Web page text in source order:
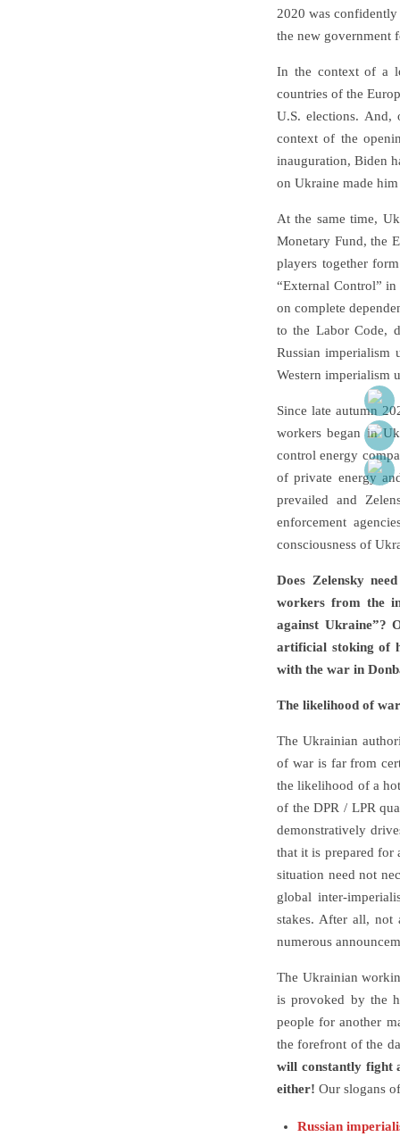
2020 was
the new government
In the context of a
countries of the
U.S. elections. And,
context of the
inauguration, Biden
on Ukraine made
At the same time,
Monetary Fund, the
players together
“External Control”
on complete
to the Labor Code,
Russian imperialism
Western imperialism
Since late autumn
workers began in
control energy
of private energy
prevailed and
enforcement
consciousness of
Does Zelensky
workers from the
against Ukraine”?
artificial stoking of
with the war in
The likelihood of
The Ukrainian
of war is far from
the likelihood of a
of the DPR / LPR
demonstratively
that it is prepared for
situation need not
global inter-
stakes. After all,
numerous
The Ukrainian
is provoked by the
people for another
the forefront of the
will constantly fight
either! Our slogans
Russian